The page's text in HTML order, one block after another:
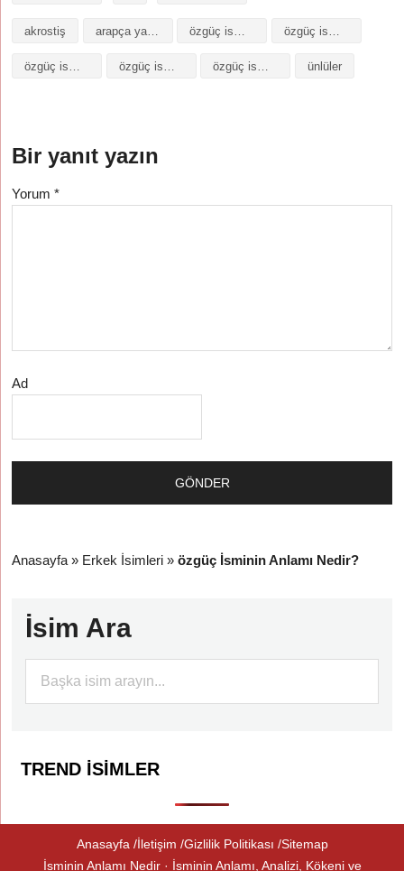
akrostiş arapça yazılışı
özgüç isminin baş harfleriyle şiir özgüç isminin kökeni özgüç isminin numerolojisi ünlüler
Bir yanıt yazın
Yorum*
Ad
Anasayfa » Erkek İsimleri »özgüç İsminin Anlamı Nedir?
İsim Ara
TREND İSIMLER
Anasayfa İletişim Gizlilik Politikası Sitemap
İsminin Anlamı Nedir · İsminin Anlamı, Analizi, Kökeni ve